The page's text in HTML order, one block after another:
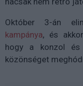
Október 3-án
kampánya, és
hogy a konzol
közönséget